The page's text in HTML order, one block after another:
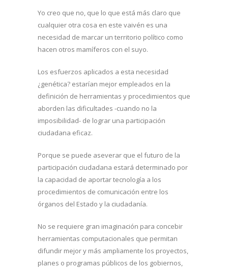
Yo creo que no, que lo que está más claro que
cualquier otra cosa en este vaivén es una
necesidad de marcar un territorio político como
hacen otros mamíferos con el suyo.
Los esfuerzos aplicados a esta necesidad
¿genética? estarían mejor empleados en la
definición de herramientas y procedimientos que
aborden las dificultades -cuando no la
imposibilidad- de lograr una participación
ciudadana eficaz.
Porque se puede aseverar que el futuro de la
participación ciudadana estará determinado por
la capacidad de aportar tecnología a los
procedimientos de comunicación entre los
órganos del Estado y la ciudadanía.
No se requiere gran imaginación para concebir
herramientas computacionales que permitan
difundir mejor y más ampliamente los proyectos,
planes o programas públicos de los gobiernos,